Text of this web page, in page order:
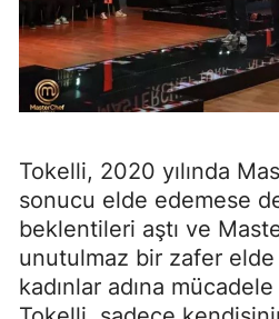
Tokelli, 2020 yılında
sonucu elde edemese
beklentileri aştı ve
unutulmaz bir zafer
kadınlar adına